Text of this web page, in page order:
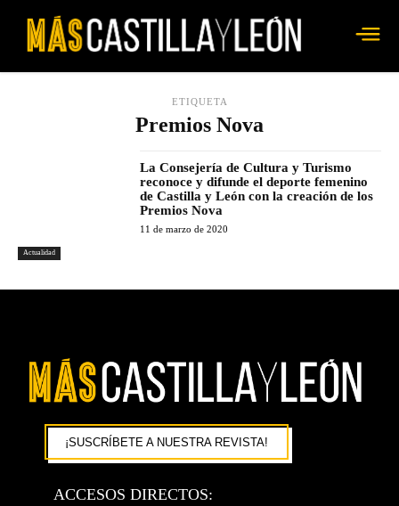
ETIQUETA
Premios Nova
Actualidad
La Consejería de Cultura y Turismo
reconoce y difunde el deporte femenino
de Castilla y León con la creación de los
Premios Nova
11 de marzo de 2020
¡SUSCRÍBETE A NUESTRA REVISTA!
ACCESOS DIRECTOS: